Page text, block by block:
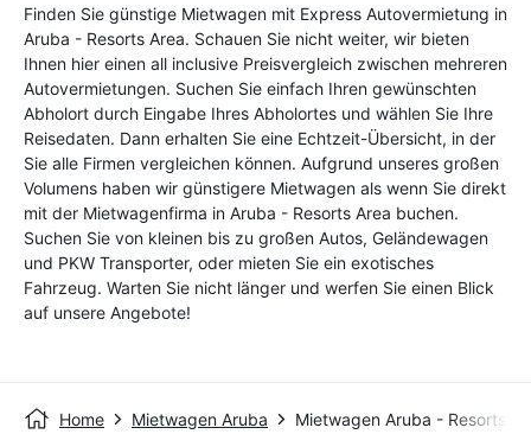
Finden Sie günstige Mietwagen mit Express Autovermietung in
Aruba - Resorts Area. Schauen Sie nicht weiter, wir bieten
Ihnen hier einen all inclusive Preisvergleich zwischen mehreren
Autovermietungen. Suchen Sie einfach Ihren gewünschten
Abholort durch Eingabe Ihres Abholortes und wählen Sie Ihre
Reisedaten. Dann erhalten Sie eine Echtzeit-Übersicht, in der
Sie alle Firmen vergleichen können. Aufgrund unseres großen
Volumens haben wir günstigere Mietwagen als wenn Sie direkt
mit der Mietwagenfirma in Aruba - Resorts Area buchen.
Suchen Sie von kleinen bis zu großen Autos, Geländewagen
und PKW Transporter, oder mieten Sie ein exotisches
Fahrzeug. Warten Sie nicht länger und werfen Sie einen Blick
auf unsere Angebote!
Home Mietwagen Aruba Mietwagen Aruba - Resorts